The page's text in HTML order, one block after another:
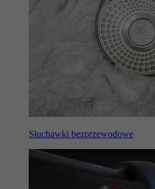
Słuchawki bezprzewodowe